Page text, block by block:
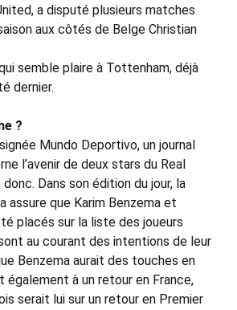
a disputé plusieurs matches
aux côtés de Belge Christian
semble plaire à Tottenham, déjà
dernier.
?
Mundo Deportivo, un journal
l’avenir de deux stars du Real
Dans son édition du jour, la
assure que Karim Benzema et
placés sur la liste des joueurs
au courant des intentions de leur
Benzema aurait des touches en
également à un retour en France,
serait lui sur un retour en Premier